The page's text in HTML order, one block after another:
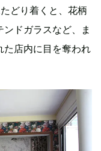
どり着くと、花柄
ドガラスなど、ま
た店内に目を奪われ